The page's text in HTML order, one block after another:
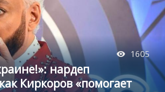
1605
нардеп
Киркоров «помогает